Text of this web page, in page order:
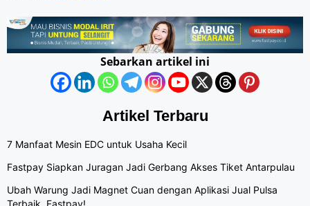
Sebarkan artikel ini
Artikel Terbaru
7 Manfaat Mesin EDC untuk Usaha Kecil
Fastpay Siapkan Juragan Jadi Gerbang Akses Tiket Antarpulau
Ubah Warung Jadi Magnet Cuan dengan Aplikasi Jual Pulsa
Terbaik, Fastpay!